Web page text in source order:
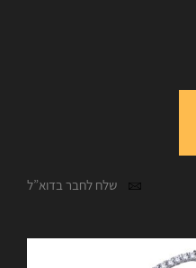
שלח לחבר בדוא”ל